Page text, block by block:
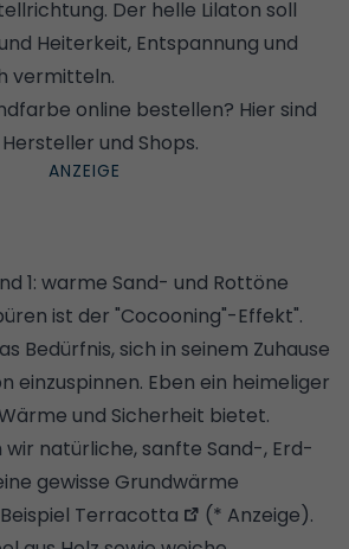
Der helle Lilaton soll
Heiterkeit, Entspannung und
vermitteln.
online bestellen? Hier sind
und Shops.
1: warme Sand- und Rottöne
ist der "Cocooning"-Effekt".
Bedürfnis, sich in seinem Zuhause
einzuspinnen. Eben ein heimeliger
und Sicherheit bietet.
wir natürliche, sanfte Sand-, Erd-
gewisse Grundwärme
Terracotta
(* Anzeige).